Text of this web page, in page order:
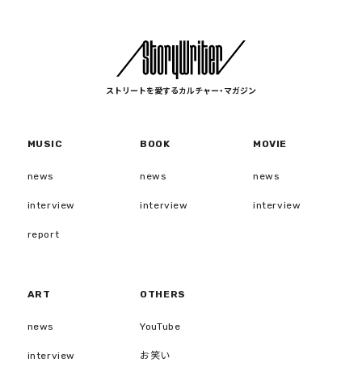
ストリートを愛するカルチャー・マガジン
MUSIC
news
interview
report
BOOK
news
interview
MOVIE
news
interview
ART
news
interview
OTHERS
YouTube
お笑い